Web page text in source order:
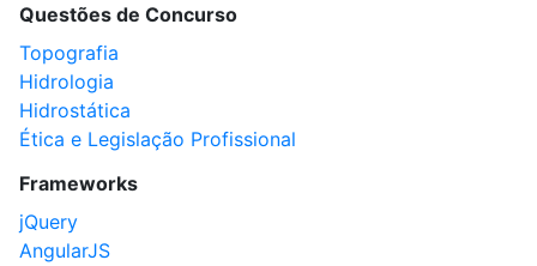
Questões de Concurso
Topografia
Hidrologia
Hidrostática
Ética e Legislação Profissional
Frameworks
jQuery
AngularJS